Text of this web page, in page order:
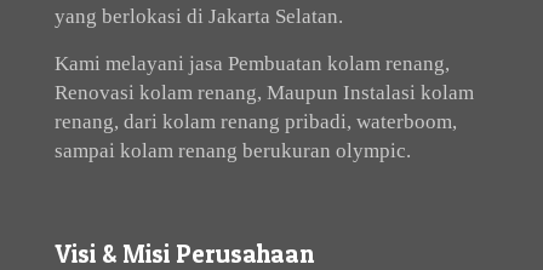
yang berlokasi di Jakarta Selatan.
Kami melayani jasa Pembuatan kolam renang,
Renovasi kolam renang, Maupun Instalasi kolam
renang, dari kolam renang pribadi, waterboom,
sampai kolam renang berukuran olympic.
Visi & Misi Perusahaan